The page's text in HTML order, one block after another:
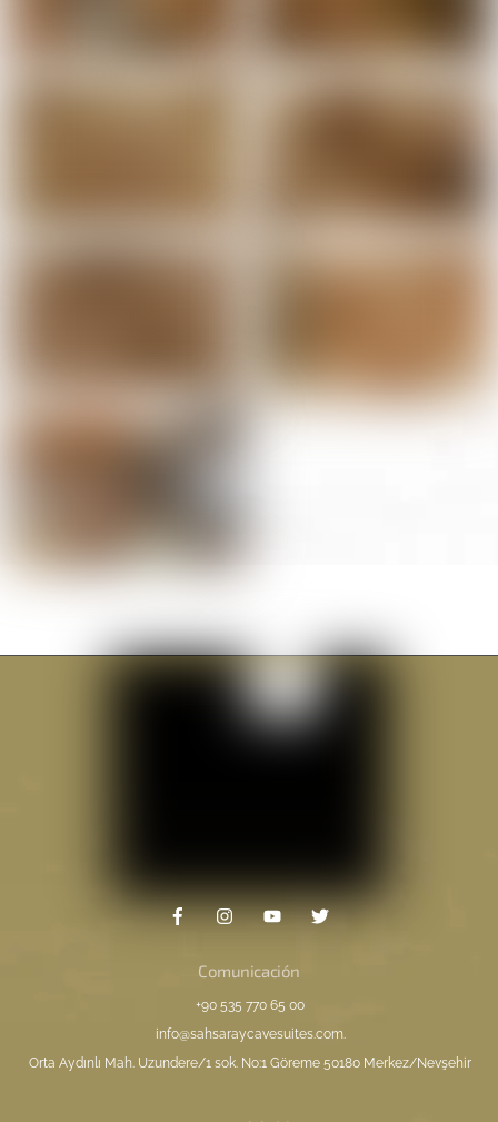
Comunicación
+90 535 770 65 00
info@sahsaraycavesuites.com.
Orta Aydınlı Mah. Uzundere/1 sok. No:1 Göreme 50180 Merkez/Nevşehir